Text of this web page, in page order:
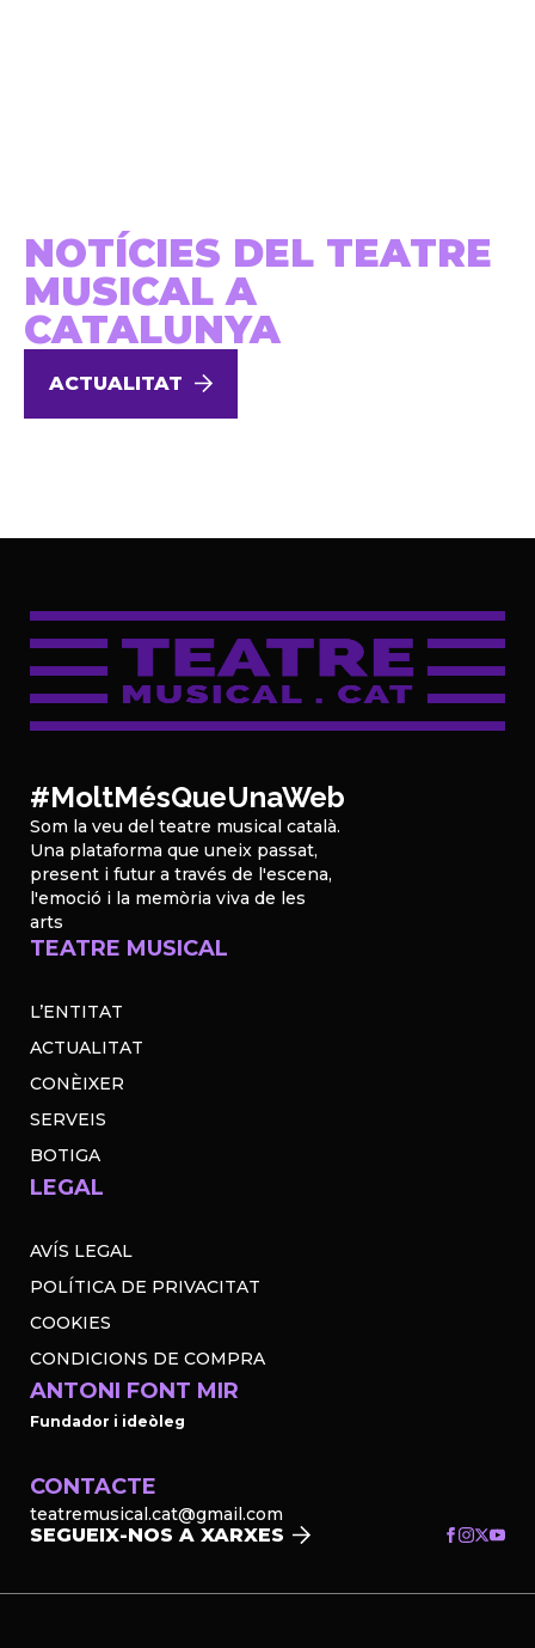
NOTÍCIES DEL TEATRE
MUSICAL A
CATALUNYA
ACTUALITAT
#MoltMésQueUnaWeb
Som la veu del teatre musical català.
Una plataforma que uneix passat,
present i futur a través de l'escena,
l'emoció i la memòria viva de les
arts
TEATRE MUSICAL
L’ENTITAT
ACTUALITAT
CONÈIXER
SERVEIS
BOTIGA
LEGAL
AVÍS LEGAL
POLÍTICA DE PRIVACITAT
COOKIES
CONDICIONS DE COMPRA
ANTONI FONT MIR
Fundador i ideòleg
CONTACTE
teatremusical.cat@gmail.com
SEGUEIX-NOS A XARXES